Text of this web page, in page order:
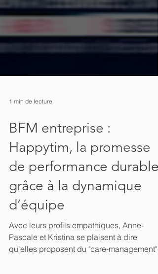
1 min de lecture
BFM entreprise :
Happytim, la promesse
de performance durable
grâce à la dynamique